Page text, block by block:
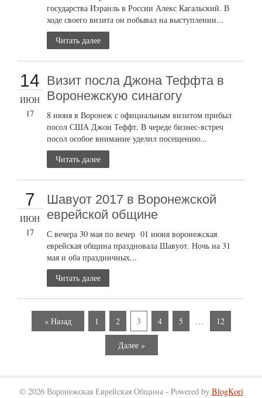
государства Израиль в России Алекс Кагальский. В
ходе своего визита он побывал на выступлении...
Читать далее
14
ИЮН
17
Визит посла Джона Теффта в
Воронежскую синагогу
8 июня в Воронеж с официальным визитом прибыл
посол США Джон Теффт. В череде бизнес-встреч
посол особое внимание уделил посещению...
Читать далее
7
ИЮН
17
Шавуот 2017 в Воронежской
еврейской общине
С вечера 30 мая по вечер 01 июня воронежская
еврейская община праздновала Шавуот. Ночь на 31
мая и оба праздничных...
Читать далее
« Назад 1 2 3 4 5 … 12
Далее »
© 2026 Воронежская Еврейская Община - Powered by BlogKori